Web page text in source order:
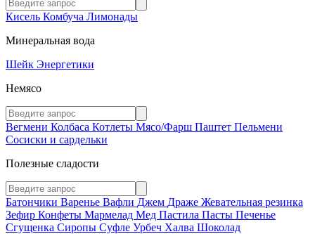
Кисель Комбуча Лимонады
Минеральная вода
Шейк Энергетики
Немясо
Вегмени Колбаса Котлеты Мясо/Фарш Паштет Пельмени
Сосиски и сардельки
Полезные сладости
Батончики Варенье Вафли Джем Драже Жевательная резинка
Зефир Конфеты Мармелад Мед Пастила Пасты Печенье
Сгущенка Сиропы Суфле Урбеч Халва Шоколад